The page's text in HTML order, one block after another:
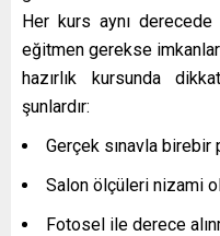
Her kurs aynı
eğitmen gerekse imkanlar
hazırlık kursunda
şunlardır:
Gerçek sınavla birebir
Salon ölçüleri nizami
Fotosel ile derece